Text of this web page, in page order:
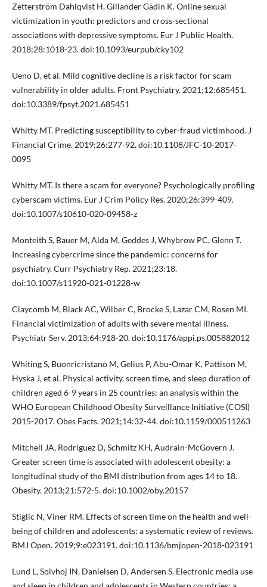
Zetterström Dahlqvist H, Gillander Gädin K. Online sexual
victimization in youth: predictors and cross-sectional
associations with depressive symptoms. Eur J Public Health.
2018;28:1018-23. doi:10.1093/eurpub/cky102
Ueno D, et al. Mild cognitive decline is a risk factor for scam
vulnerability in older adults. Front Psychiatry. 2021;12:685451.
doi:10.3389/fpsyt.2021.685451
Whitty MT. Predicting susceptibility to cyber-fraud victimhood. J
Financial Crime. 2019;26:277-92. doi:10.1108/JFC-10-2017-
0095
Whitty MT. Is there a scam for everyone? Psychologically profiling
cyberscam victims. Eur J Crim Policy Res. 2020;26:399-409.
doi:10.1007/s10610-020-09458-z
Monteith S, Bauer M, Alda M, Geddes J, Whybrow PC, Glenn T.
Increasing cybercrime since the pandemic: concerns for
psychiatry. Curr Psychiatry Rep. 2021;23:18.
doi:10.1007/s11920-021-01228-w
Claycomb M, Black AC, Wilber C, Brocke S, Lazar CM, Rosen MI.
Financial victimization of adults with severe mental illness.
Psychiatr Serv. 2013;64:918-20. doi:10.1176/appi.ps.005882012
Whiting S, Buonricristano M, Gelius P, Abu-Omar K, Pattison M,
Hyska J, et al. Physical activity, screen time, and sleep duration of
children aged 6-9 years in 25 countries: an analysis within the
WHO European Childhood Obesity Surveillance Initiative (COSI)
2015-2017. Obes Facts. 2021;14:32-44. doi:10.1159/000511263
Mitchell JA, Rodriguez D, Schmitz KH, Audrain-McGovern J.
Greater screen time is associated with adolescent obesity: a
longitudinal study of the BMI distribution from ages 14 to 18.
Obesity. 2013;21:572-5. doi:10.1002/oby.20157
Stiglic N, Viner RM. Effects of screen time on the health and well-
being of children and adolescents: a systematic review of reviews.
BMJ Open. 2019;9:e023191. doi:10.1136/bmjopen-2018-023191
Lund L, Solvhoj IN, Danielsen D, Andersen S. Electronic media use